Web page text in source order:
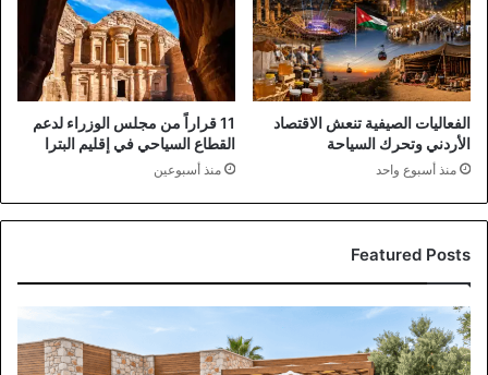
الفعاليات الصيفية تنعش الاقتصاد
الأردني وتحرك السياحة
منذ أسبوع واحد
11 قراراً من مجلس الوزراء لدعم
القطاع السياحي في إقليم البترا
منذ أسبوعين
Featured Posts
الإقبال
الصيفي
ينعش